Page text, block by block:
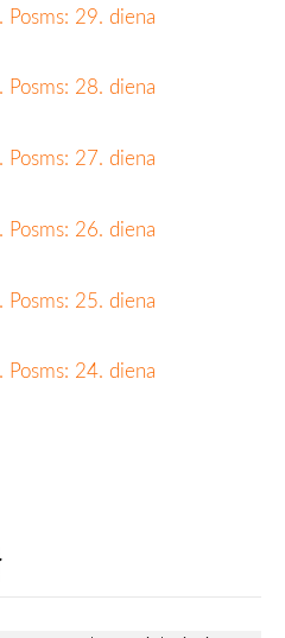
Posms: 29. diena
Posms: 28. diena
Posms: 27. diena
Posms: 26. diena
Posms: 25. diena
Posms: 24. diena